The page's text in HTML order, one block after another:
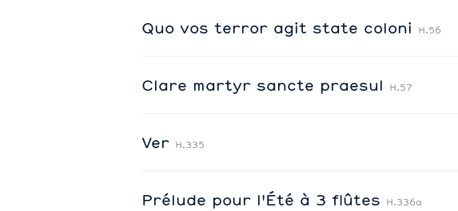
Quo vos terror agit state coloni H.56
Clare martyr sancte praesul H.57
Ver H.335
Prélude pour l'Été à 3 flûtes H.336a